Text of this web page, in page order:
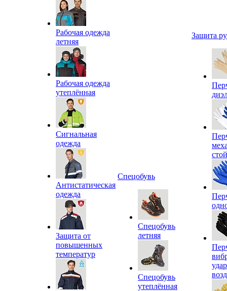
Рабочая одежда
летняя
Рабочая одежда
утеплённая
Сигнальная
одежда
Антистатическая
одежда
Защита от
повышенных
температур
Спецобувь
Спецобувь
летняя
Спецобувь
утеплённая
Защита